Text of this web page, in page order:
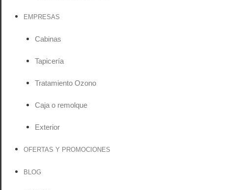
EMPRESAS
Cabinas
Tapicería
Tratamiento Ozono
Caja o remolque
Exterior
OFERTAS Y PROMOCIONES
BLOG